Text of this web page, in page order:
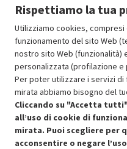
SCONTO
Approfitta dello sconto
Rispettiamo la tua
Utilizziamo cookies,
funzionamento del sito Web
nostro sito Web (funzionalità)
personalizzata (profilazione e
Per poter utilizzare i servizi
mirata abbiamo bisogno del
Cliccando su "Accetta
all’uso di cookie di
mirata. Puoi scegliere per
acconsentire o negare